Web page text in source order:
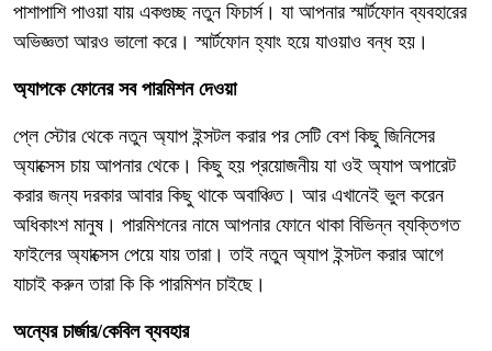
পাশাপাশি পাওয়া যায় একগুচ্ছ নতুন ফিচার্স। যা আপনার স্মার্টফোন ব্যবহারের
অভিজ্ঞতা আরও ভালো করে। স্মার্টফোন হ্যাং হয়ে যাওয়াও বন্ধ হয়।
অ্যাপকে ফোনের সব পারমিশন দেওয়া
প্লে স্টোর থেকে নতুন অ্যাপ ইন্সটল করার পর সেটি বেশ কিছু জিনিসের
অ্যাক্সেস চায় আপনার থেকে। কিছু হয় প্রয়োজনীয় যা ওই অ্যাপ অপারেট
করার জন্য দরকার আবার কিছু থাকে অবাঞ্চিত। আর এখানেই ভুল করেন
অধিকাংশ মানুষ। পারমিশনের নামে আপনার ফোনে থাকা বিভিন্ন ব্যক্তিগত
ফাইলের অ্যাক্সেস পেয়ে যায় তারা। তাই নতুন অ্যাপ ইন্সটল করার আগে
যাচাই করুন তারা কি কি পারমিশন চাইছে।
অন্যের চার্জার/কেবিল ব্যবহার